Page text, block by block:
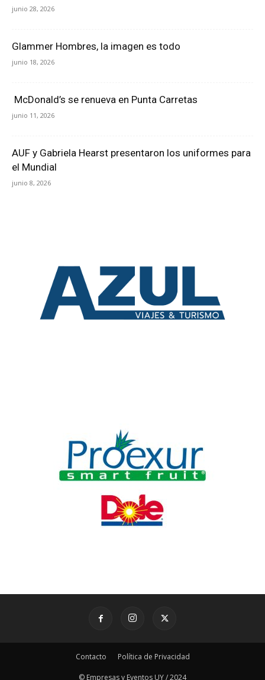
junio 28, 2026
Glammer Hombres, la imagen es todo
junio 18, 2026
McDonald’s se renueva en Punta Carretas
junio 11, 2026
AUF y Gabriela Hearst presentaron los uniformes para
el Mundial
junio 8, 2026
Contacto Política de Privacidad
© Empresas y Eventos UY / 2024